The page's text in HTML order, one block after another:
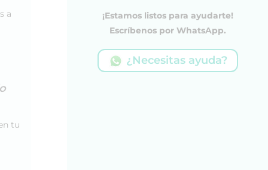
a
tu
¡Estamos listos para ayudarte!
Escríbenos por WhatsApp.
¿Necesitas ayuda?